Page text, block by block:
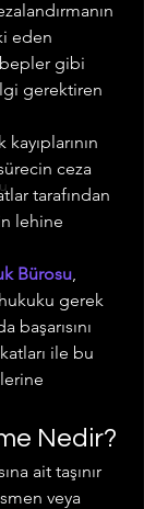
eden
gibi
gerektiren
ceza
tarafından
lehine
Bürosu,
gerek
başarısını
ile bu
Nedir?
ait taşınır
veya